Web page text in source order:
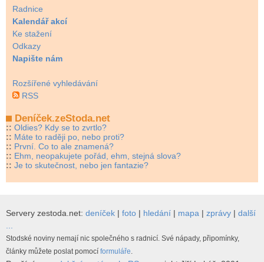
Radnice
Kalendář akcí
Ke stažení
Odkazy
Napište nám
Rozšířené vyhledávání
RSS
Deníček.zeStoda.net
:: Oldies? Kdy se to zvrtlo?
:: Máte to raději po, nebo proti?
:: První. Co to ale znamená?
:: Ehm, neopakujete pořád, ehm, stejná slova?
:: Je to skutečnost, nebo jen fantazie?
Servery zestoda.net: deníček | foto | hledání | mapa | zprávy | další
Stodské noviny nemají nic společného s radnicí. Své nápady, připomínky,
články můžete poslat pomocí formuláře.